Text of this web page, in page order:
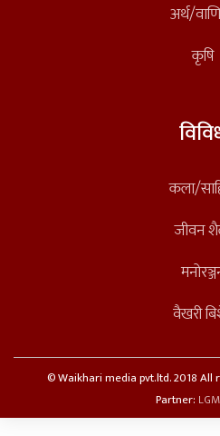
अर्थ/
कृषि
कला/
जीवन
वैखरी
© Waikhari media pvt.ltd. 2018 All
Partner: